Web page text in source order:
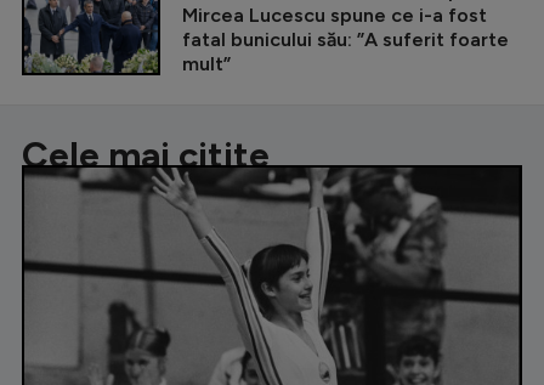
Mircea Lucescu spune ce i-a fost
fatal bunicului său: ”A suferit foarte
mult”
Cele mai citite